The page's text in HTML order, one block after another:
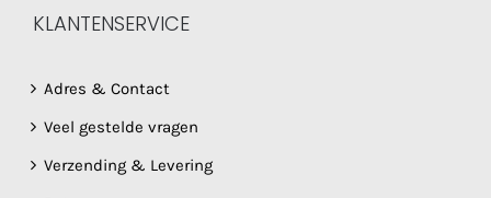
KLANTENSERVICE
Adres & Contact
Veel gestelde vragen
Verzending & Levering